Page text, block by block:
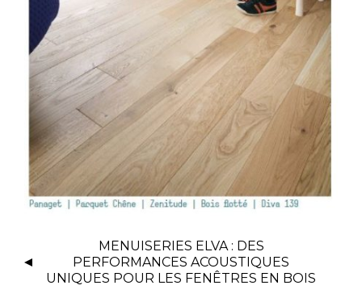
MENUISERIES ELVA : DES
PERFORMANCES ACOUSTIQUES
UNIQUES POUR LES FENÊTRES EN BOIS